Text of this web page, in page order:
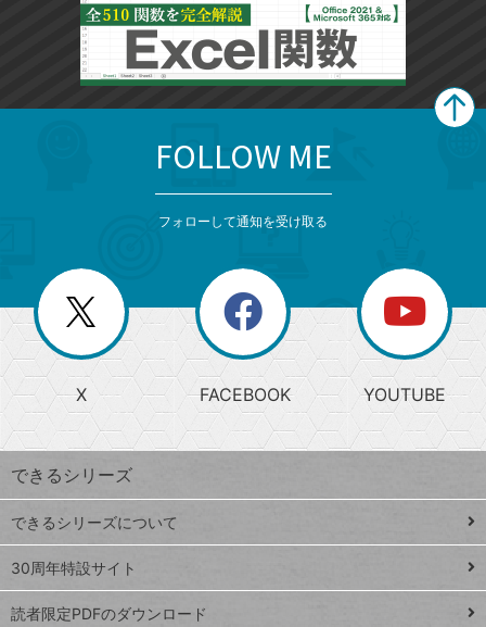
じ
る
search
検
索
上
昇
ワ
ー
ド
Google
スプレ
ッドシ
ート
閉
じ
る
ー
か
ら
探
す
ト
ッ
プ
ペ
FOLLOW ME
フォローして通知を受け取る
X FACEBOOK YOUTUBE
できるシリーズ
できるシリーズについて
30周年特設サイト
読者限定PDFのダウンロード